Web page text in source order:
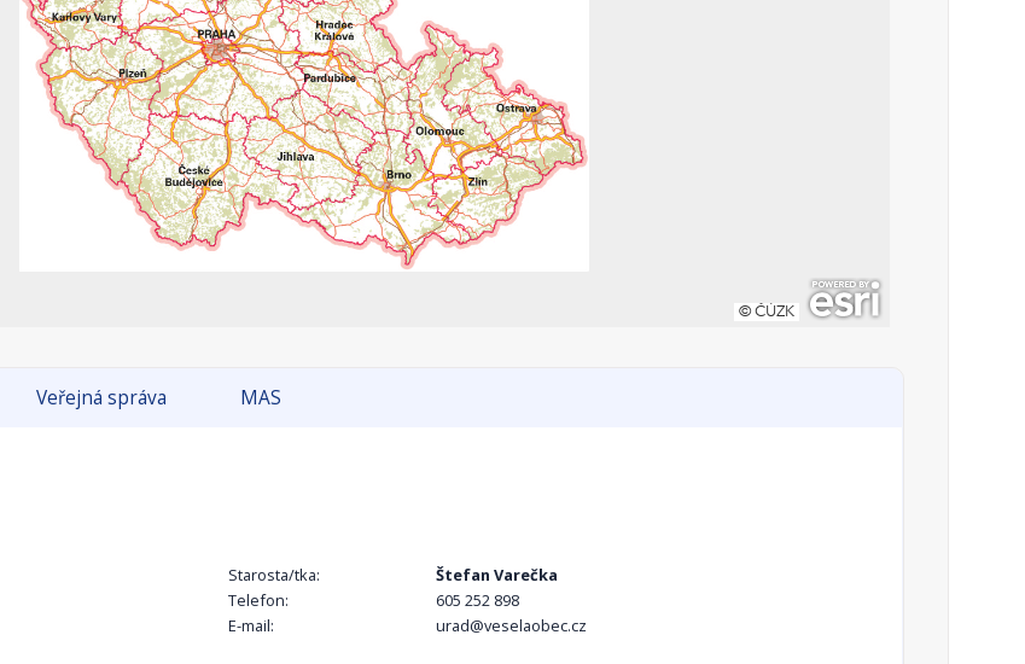
Veřejná správa MAS
Starosta/tka:
Štefan Varečka
Telefon:
605 252 898
E-mail:
urad@veselaobec.cz